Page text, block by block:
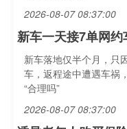
2026-08-07 08:37:00
新车一天接7单网
新车落地仅半个月，只
车，返程途中遭遇车祸
“合理吗”
2026-08-07 08:37:00